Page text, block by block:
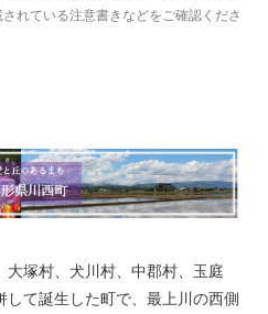
れている注意書きなどをご確認くださ
大塚村、犬川村、中郡村、玉庭
て誕生した町で、最上川の西側